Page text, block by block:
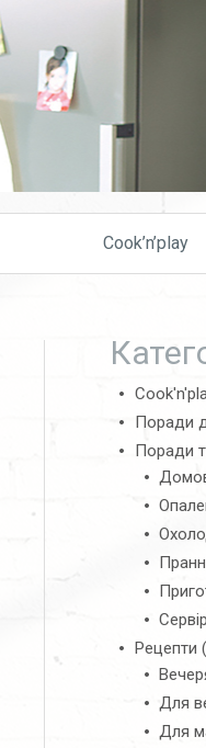
Cook’n’play
Поради
Поради
Рецепти
Для
Для